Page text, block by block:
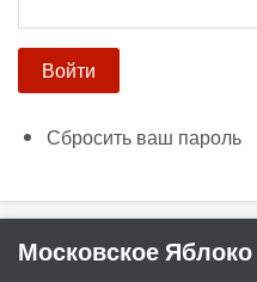
Сбросить ваш пароль
Московское Яблоко